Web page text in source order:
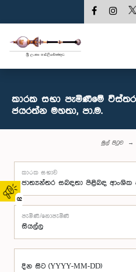
02
කාරක සභා පැමිණීමේ
ජයරත්න මහතා, පා.ම.
මුල් පිටුව
කාරක සභාව
පැමිණි/නොපැමිණි
දින සිට (YYYY-MM-DD)